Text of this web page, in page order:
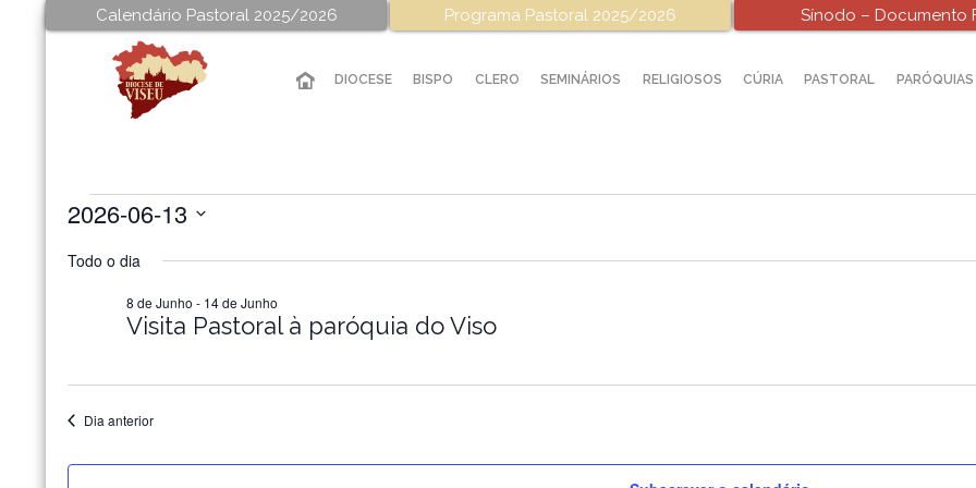
Calendário Pastoral 2025/2026 Programa Pastoral 2025/2026 Sínodo – Documento
DIOCESE BISPO CLERO SEMINÁRIOS RELIGIOSOS CÚRIA PASTORAL PARÓQUIAS
Eventos
de
2026-06-13
a
Todo o dia
Visita Pastoral à paróquia do Viso
8 de Junho - 14 de Junho
Dia anterior